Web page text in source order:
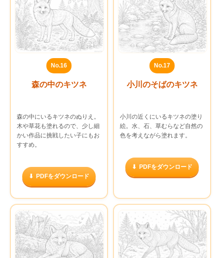
No.16
森の中のキツネ
森の中にいるキツネのぬりえ。
木や草花も塗れるので、少し細
かい作品に挑戦したい子にもお
すすめ。
PDFをダウンロード
No.17
小川のそばのキツネ
小川の近くにいるキツネの塗り
絵。水、石、草むらなど自然の
色を考えながら塗れます。
PDFをダウンロード